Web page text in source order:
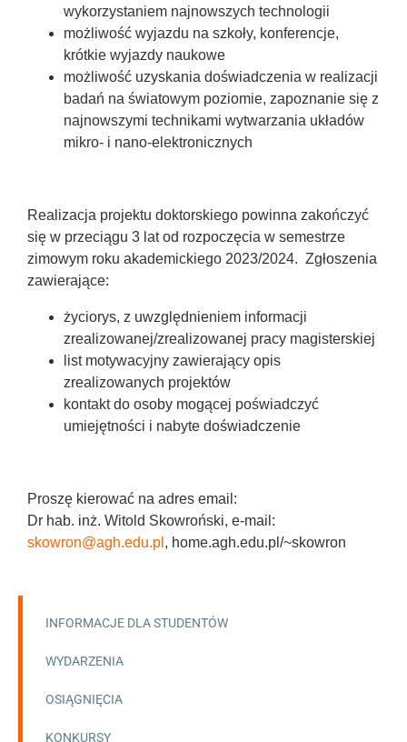
wykorzystaniem najnowszych technologii
możliwość wyjazdu na szkoły, konferencje,
krótkie wyjazdy naukowe
możliwość uzyskania doświadczenia w realizacji
badań na światowym poziomie, zapoznanie się z
najnowszymi technikami wytwarzania układów
mikro- i nano-elektronicznych
Realizacja projektu doktorskiego powinna zakończyć
się w przeciągu 3 lat od rozpoczęcia w semestrze
zimowym roku akademickiego 2023/2024. Zgłoszenia
zawierające:
życiorys, z uwzględnieniem informacji
zrealizowanej/zrealizowanej pracy magisterskiej
list motywacyjny zawierający opis
zrealizowanych projektów
kontakt do osoby mogącej poświadczyć
umiejętności i nabyte doświadczenie
Proszę kierować na adres email:
Dr hab. inż. Witold Skowroński, e-mail:
skowron@agh.edu.pl , home.agh.edu.pl/~skowron
INFORMACJE DLA STUDENTÓW
WYDARZENIA
OSIĄGNIĘCIA
KONKURSY